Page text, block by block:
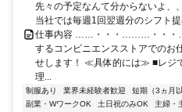
先々の予定なんて分からないよ、
当社では毎週1回翌週分のシフト
仕事内容 ……・・・………・・
するコンビニエンスストアでのお
せします！ ≪具体的には≫ ■レジ
理...
制服あり 業界未経験者歓迎 短期（3ヵ月以
副業・WワークOK
土日祝のみOK 主婦・